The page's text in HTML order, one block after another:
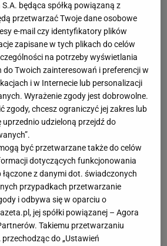
polskiej tenisistki! A potem dramat
Naus,10 MAJA 2026, 17:06
będąca spółką powiązaną z
przetwarzać Twoje dane osobowe
e-mail czy identyfikatory plików
zapisane w tych plikach do celów
na potrzeby wyświetlania
Twoich zainteresowań i preferencji w
i w Internecie lub personalizacji
Wyrażenie zgody jest dobrowolne.
zgody, chcesz ograniczyć jej zakres lub
udzieloną przejdź do
być przetwarzane także do celów
dotyczących funkcjonowania
z danymi dot. świadczonych
przypadkach przetwarzanie
i odbywa się w oparciu o
jej spółki powiązanej – Agora
Takiemu przetwarzaniu
do „Ustawień